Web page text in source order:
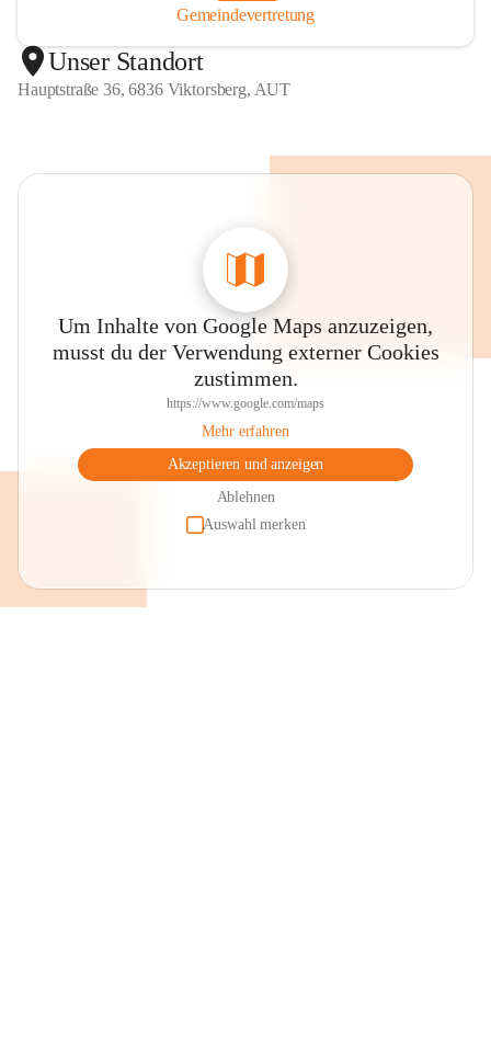
Gemeindevertretung
Unser Standort
Hauptstraße 36, 6836 Viktorsberg, AUT
Um Inhalte von Google Maps anzuzeigen,
musst du der Verwendung externer Cookies
zustimmen.
https://www.google.com/maps
Mehr erfahren
Akzeptieren und anzeigen
Ablehnen
Auswahl merken